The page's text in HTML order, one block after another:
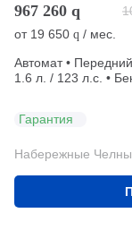
967 260 q
от 19 650 q / мес.
Автомат •
1.6 л. / 123 л.с. •
Гарантия
Набережные Челны